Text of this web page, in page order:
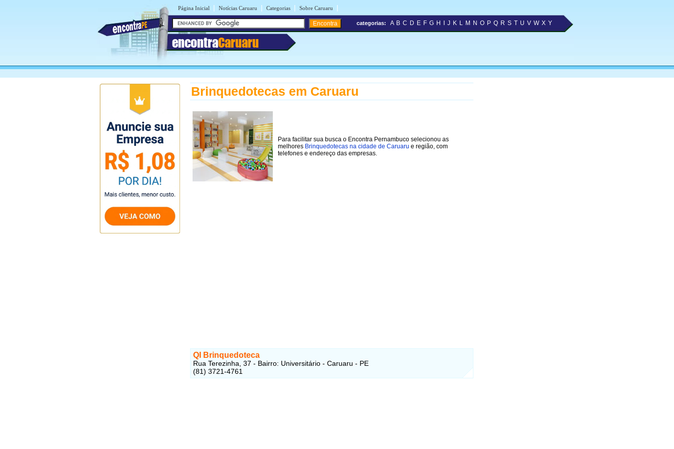
Página Inicial | Notícias Caruaru | Categorias | Sobre Caruaru |
encontraCaruaru
categorias: A B C D E F G H J K L M N O P Q R S T U V W X Y
Brinquedotecas em Caruaru
Para facilitar sua busca o Encontra Pernambuco selecionou as
melhores Brinquedotecas na cidade de Caruaru e região, com
telefones e endereço das empresas.
QI Brinquedoteca
Rua Terezinha, 37 - Bairro: Universitário - Caruaru - PE
(81) 3721-4761